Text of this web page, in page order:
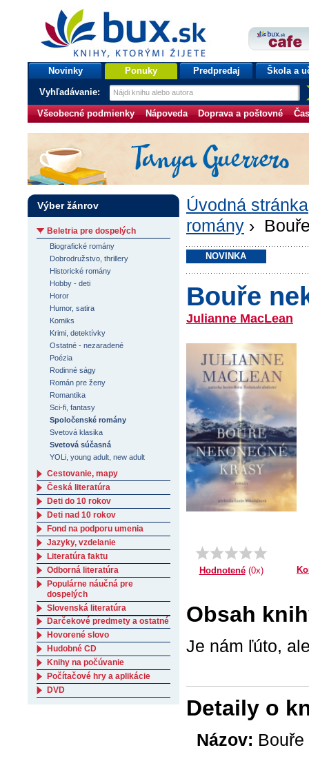
bux.sk
knihy, ktorými žijete
Úvodná stránka
Novinky Ponuky Predpredaj Škola a
Vyhľadávanie:
Všeobecné podmienky Nápoveda Doprava a poštovné
Úvodná stránka
romány ›
NOVINKA
Bouře
Julianne MacLean
Hodnotené(0x)
Obsah
Je nám ľúto,
Detaily o
Názov:
Výber žánrov
Beletria pre dospelých
Biografické romány
Dobrodružstvo, thrillery
Historické romány
Hobby - deti
Horor
Humor, satira
Komiks
Krimi, detektívky
Ostatné - nezaradené
Poézia
Rodinné ságy
Román pre ženy
Romantika
Sci-fi, fantasy
Spoločenské romány
Svetová klasika
Svetová súčasná
YOLi, young adult, new adult
Cestovanie, mapy
Česká literatúra
Deti do 10 rokov
Deti nad 10 rokov
Fond na podporu umenia
Jazyky, vzdelanie
Literatúra faktu
Odborná literatúra
Populárne náučná pre
dospelých
Slovenská literatúra
Darčekové predmety a ostatné
Hovorené slovo
Hudobné CD
Knihy na počúvanie
Počítačové hry a aplikácie
DVD